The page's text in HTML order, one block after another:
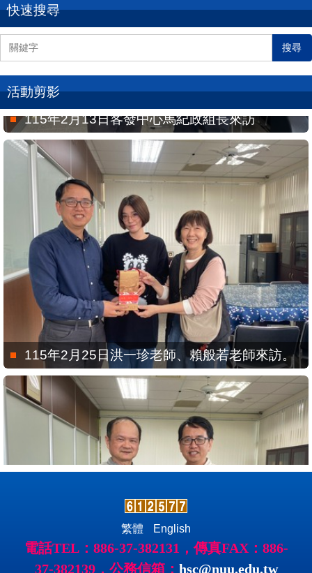
快速搜尋
搜尋
活動剪影
115年2月13日客發中心馬紀政組長來訪
115年2月25日洪一珍老師、賴般若老師來訪。
繁體 English
電話TEL：886-37-382131，傳真FAX：886-
37-382139，公務信箱： hsc@nuu.edu.tw